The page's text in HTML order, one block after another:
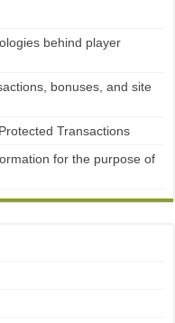
behind player
bonuses, and site
Transactions
for the purpose of